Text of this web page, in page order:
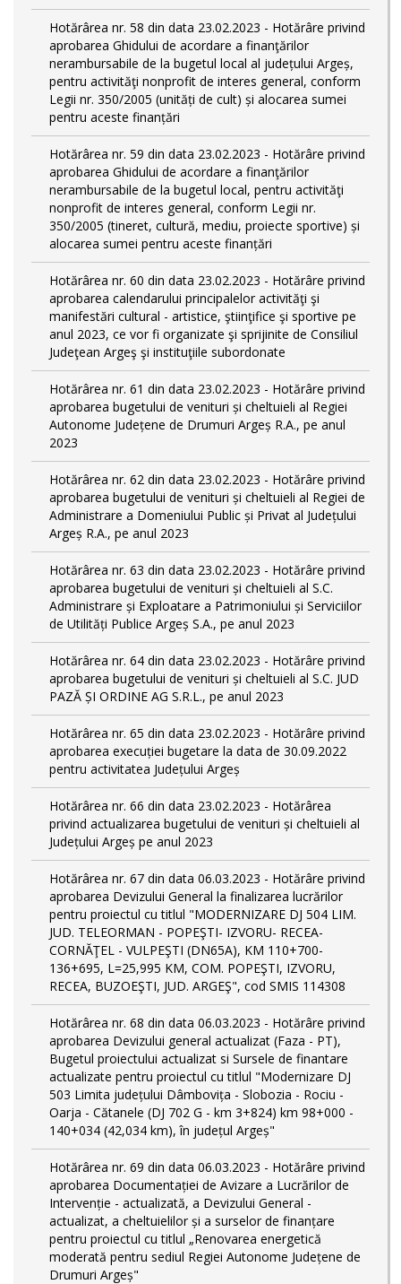
Hotărârea nr. 58 din data 23.02.2023 - Hotărâre privind
aprobarea Ghidului de acordare a finanţărilor
nerambursabile de la bugetul local al județului Argeș,
pentru activităţi nonprofit de interes general, conform
Legii nr. 350/2005 (unități de cult) și alocarea sumei
pentru aceste finanțări
Hotărârea nr. 59 din data 23.02.2023 - Hotărâre privind
aprobarea Ghidului de acordare a finanţărilor
nerambursabile de la bugetul local, pentru activităţi
nonprofit de interes general, conform Legii nr.
350/2005 (tineret, cultură, mediu, proiecte sportive) și
alocarea sumei pentru aceste finanțări
Hotărârea nr. 60 din data 23.02.2023 - Hotărâre privind
aprobarea calendarului principalelor activităţi şi
manifestări cultural - artistice, ştiinţifice şi sportive pe
anul 2023, ce vor fi organizate şi sprijinite de Consiliul
Judeţean Argeş şi instituţiile subordonate
Hotărârea nr. 61 din data 23.02.2023 - Hotărâre privind
aprobarea bugetului de venituri și cheltuieli al Regiei
Autonome Județene de Drumuri Argeș R.A., pe anul
2023
Hotărârea nr. 62 din data 23.02.2023 - Hotărâre privind
aprobarea bugetului de venituri și cheltuieli al Regiei de
Administrare a Domeniului Public și Privat al Județului
Argeș R.A., pe anul 2023
Hotărârea nr. 63 din data 23.02.2023 - Hotărâre privind
aprobarea bugetului de venituri și cheltuieli al S.C.
Administrare și Exploatare a Patrimoniului și Serviciilor
de Utilități Publice Argeș S.A., pe anul 2023
Hotărârea nr. 64 din data 23.02.2023 - Hotărâre privind
aprobarea bugetului de venituri și cheltuieli al S.C. JUD
PAZĂ ȘI ORDINE AG S.R.L., pe anul 2023
Hotărârea nr. 65 din data 23.02.2023 - Hotărâre privind
aprobarea execuției bugetare la data de 30.09.2022
pentru activitatea Județului Argeș
Hotărârea nr. 66 din data 23.02.2023 - Hotărârea
privind actualizarea bugetului de venituri și cheltuieli al
Județului Argeș pe anul 2023
Hotărârea nr. 67 din data 06.03.2023 - Hotărâre privind
aprobarea Devizului General la finalizarea lucrărilor
pentru proiectul cu titlul "MODERNIZARE DJ 504 LIM.
JUD. TELEORMAN - POPEŞTI- IZVORU- RECEA-
CORNĂŢEL - VULPEŞTI (DN65A), KM 110+700-
136+695, L=25,995 KM, COM. POPEŞTI, IZVORU,
RECEA, BUZOEŞTI, JUD. ARGEŞ", cod SMIS 114308
Hotărârea nr. 68 din data 06.03.2023 - Hotărâre privind
aprobarea Devizului general actualizat (Faza - PT),
Bugetul proiectului actualizat si Sursele de finantare
actualizate pentru proiectul cu titlul "Modernizare DJ
503 Limita județului Dâmbovița - Slobozia - Rociu -
Oarja - Cătanele (DJ 702 G - km 3+824) km 98+000 -
140+034 (42,034 km), în județul Argeș"
Hotărârea nr. 69 din data 06.03.2023 - Hotărâre privind
aprobarea Documentației de Avizare a Lucrărilor de
Intervenție - actualizată, a Devizului General -
actualizat, a cheltuielilor și a surselor de finanțare
pentru proiectul cu titlul „Renovarea energetică
moderată pentru sediul Regiei Autonome Județene de
Drumuri Argeș"